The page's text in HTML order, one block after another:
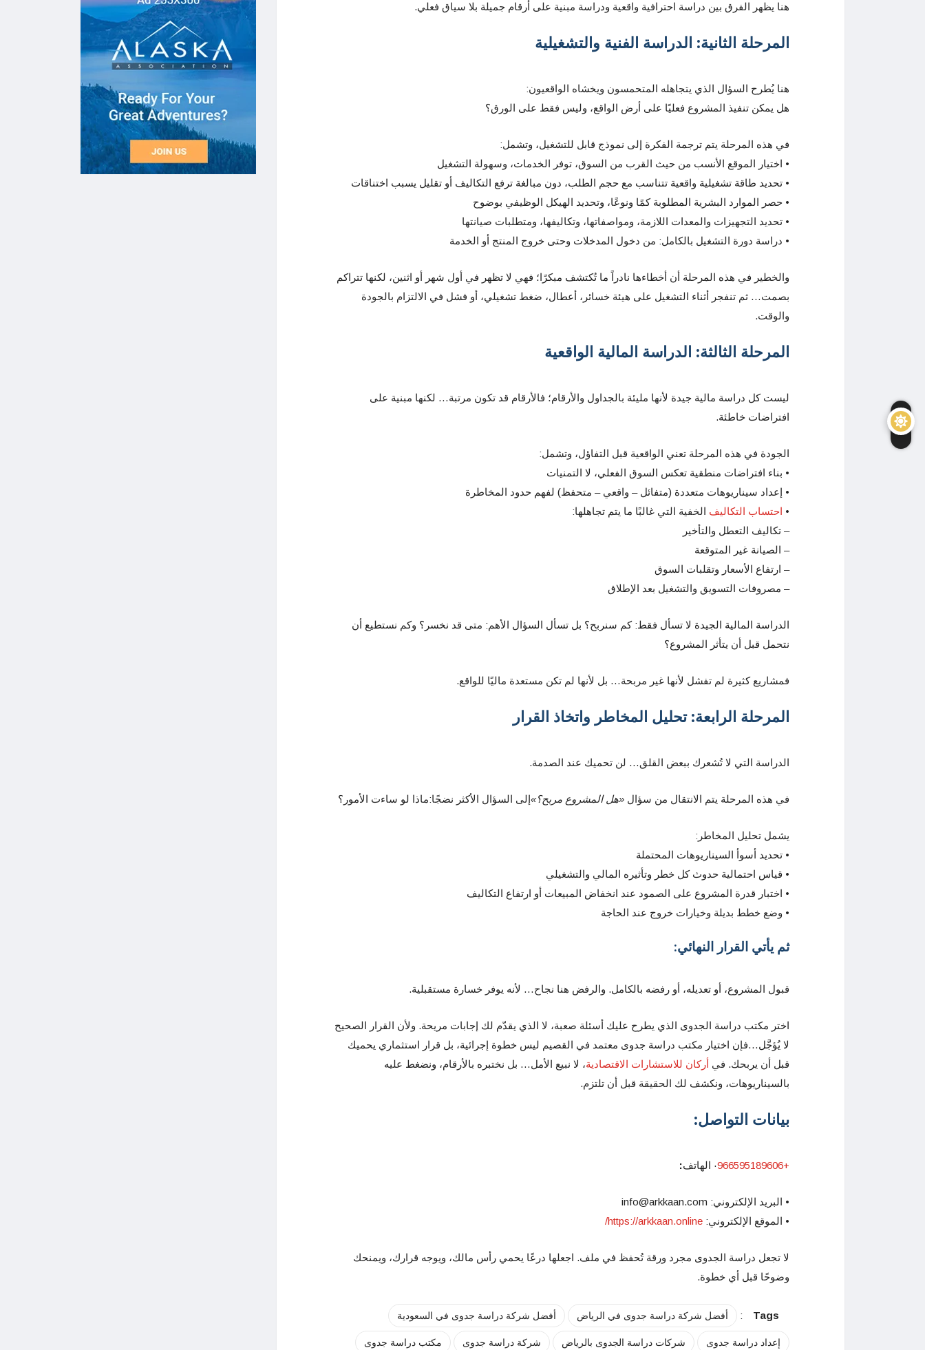
هنا يظهر الفرق بين دراسة احترافية واقعية ودراسة مبنية على أرقام جميلة بلا سياق فعلي.
المرحلة الثانية: الدراسة الفنية والتشغيلية
هنا يُطرح السؤال الذي يتجاهله المتحمسون ويخشاه الواقعيون:
هل يمكن تنفيذ المشروع فعليًا على أرض الواقع، وليس فقط على الورق؟
في هذه المرحلة يتم ترجمة الفكرة إلى نموذج قابل للتشغيل، وتشمل:
• اختيار الموقع الأنسب من حيث القرب من السوق، توفر الخدمات، وسهولة التشغيل
• تحديد طاقة تشغيلية واقعية تتناسب مع حجم الطلب، دون مبالغة ترفع التكاليف أو تقليل يسبب اختناقات
• حصر الموارد البشرية المطلوبة كمًا ونوعًا، وتحديد الهيكل الوظيفي بوضوح
• تحديد التجهيزات والمعدات اللازمة، ومواصفاتها، وتكاليفها، ومتطلبات صيانتها
• دراسة دورة التشغيل بالكامل: من دخول المدخلات وحتى خروج المنتج أو الخدمة
والخطير في هذه المرحلة أن أخطاءها نادراً ما تُكتشف مبكرًا؛ فهي لا تظهر في أول شهر أو اثنين، لكنها تتراكم
بصمت… ثم تنفجر أثناء التشغيل على هيئة خسائر، أعطال، ضغط تشغيلي، أو فشل في الالتزام بالجودة
والوقت.
المرحلة الثالثة: الدراسة المالية الواقعية
ليست كل دراسة مالية جيدة لأنها مليئة بالجداول والأرقام؛ فالأرقام قد تكون مرتبة… لكنها مبنية على
افتراضات خاطئة.
الجودة في هذه المرحلة تعني الواقعية قبل التفاؤل، وتشمل:
• بناء افتراضات منطقية تعكس السوق الفعلي، لا التمنيات
• إعداد سيناريوهات متعددة (متفائل – واقعي – متحفظ) لفهم حدود المخاطرة
• احتساب التكاليف الخفية التي غالبًا ما يتم تجاهلها:
– تكاليف التعطل والتأخير
– الصيانة غير المتوقعة
– ارتفاع الأسعار وتقلبات السوق
– مصروفات التسويق والتشغيل بعد الإطلاق
الدراسة المالية الجيدة لا تسأل فقط: كم سنربح؟ بل تسأل السؤال الأهم: متى قد نخسر؟ وكم نستطيع أن
نتحمل قبل أن يتأثر المشروع؟
فمشاريع كثيرة لم تفشل لأنها غير مربحة… بل لأنها لم تكن مستعدة ماليًا للواقع.
المرحلة الرابعة: تحليل المخاطر واتخاذ القرار
الدراسة التي لا تُشعرك ببعض القلق… لن تحميك عند الصدمة.
في هذه المرحلة يتم الانتقال من سؤال «هل المشروع مربح؟»إلى السؤال الأكثر نضجًا:ماذا لو ساءت الأمور؟
يشمل تحليل المخاطر:
• تحديد أسوأ السيناريوهات المحتملة
• قياس احتمالية حدوث كل خطر وتأثيره المالي والتشغيلي
• اختبار قدرة المشروع على الصمود عند انخفاض المبيعات أو ارتفاع التكاليف
• وضع خطط بديلة وخيارات خروج عند الحاجة
ثم يأتي القرار النهائي:
قبول المشروع، أو تعديله، أو رفضه بالكامل. والرفض هنا نجاح… لأنه يوفر خسارة مستقبلية.
اختر مكتب دراسة الجدوى الذي يطرح عليك أسئلة صعبة، لا الذي يقدّم لك إجابات مريحة. ولأن القرار الصحيح
لا يُؤجَّل…فإن اختيار مكتب دراسة جدوى معتمد في القصيم ليس خطوة إجرائية، بل قرار استثماري يحميك
قبل أن يربحك. في أركان للاستشارات الاقتصادية، لا نبيع الأمل… بل نختبره بالأرقام، ونضغط عليه
بالسيناريوهات، ونكشف لك الحقيقة قبل أن تلتزم.
بيانات التواصل:
+966595189606 · الهاتف:
• البريد الإلكتروني: info@arkkaan.com
• الموقع الإلكتروني: https://arkkaan.online/
لا تجعل دراسة الجدوى مجرد ورقة تُحفظ في ملف. اجعلها درعًا يحمي رأس مالك، ويوجه قرارك، ويمنحك
وضوحًا قبل أي خطوة.
Tags
: أفضل شركة دراسة جدوى في الرياض أفضل شركة دراسة جدوى في السعودية
إعداد دراسة جدوى شركات دراسة الجدوى بالرياض شركة دراسة جدوى مكتب دراسة جدوى